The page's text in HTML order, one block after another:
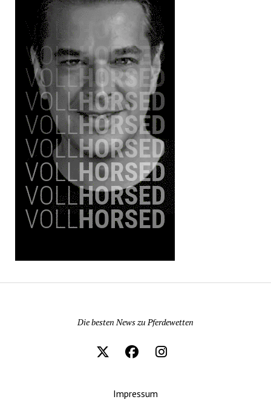
Die besten News zu Pferdewetten
Impressum